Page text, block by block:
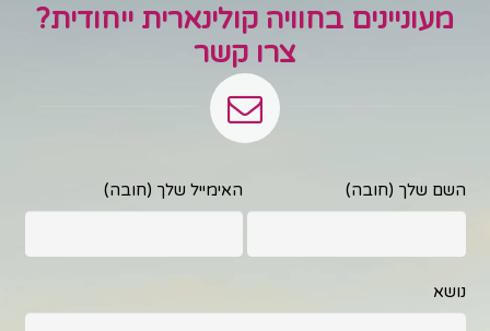
לבחור
את
האפשרויות
בעמוד
המוצר
מעוניינים בחוויה קולינארית ייחודית?
צרו קשר
השם שלך (חובה) האימייל שלך (חובה)
נושא